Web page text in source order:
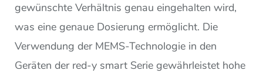
gewünschte Verhältnis genau eingehalten wird,
was eine genaue Dosierung ermöglicht. Die
Verwendung der MEMS-Technologie in den
Geräten der red-y smart Serie gewährleistet hohe